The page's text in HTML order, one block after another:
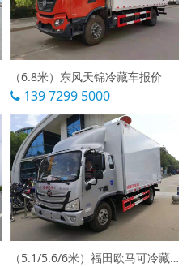
（6.8米）东风天锦冷藏车报价
139 7299 5000
（5.1/5.6/6米）福田欧马可冷藏车直销